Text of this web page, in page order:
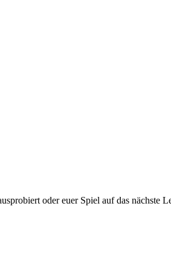
oder euer Spiel auf das nächste